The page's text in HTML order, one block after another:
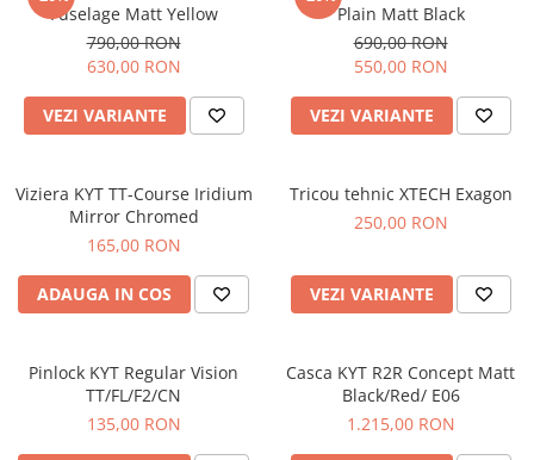
Fuselage Matt Yellow
790,00 RON
630,00 RON
VEZI VARIANTE
Plain Matt Black
690,00 RON
550,00 RON
VEZI VARIANTE
Viziera KYT TT-Course Iridium
Mirror Chromed
165,00 RON
ADAUGA IN COS
Tricou tehnic XTECH Exagon
250,00 RON
VEZI VARIANTE
Pinlock KYT Regular Vision
TT/FL/F2/CN
135,00 RON
Casca KYT R2R Concept Matt
Black/Red/ E06
1.215,00 RON